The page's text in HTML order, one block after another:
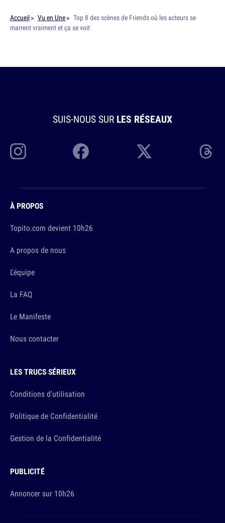
Accueil Vu en Une
Top 8 des scènes de Friends où les acteurs se
marrent vraiment et ça se voit
SUIS-NOUS SUR LES RÉSEAUX
À PROPOS
Topito.com devient 10h26
A propos de nous
L'équipe
La FAQ
Le Manifeste
Nous contacter
LES TRUCS SÉRIEUX
Conditions d'utilisation
Politique de Confidentialité
Gestion de la Confidentialité
PUBLICITÉ
Annoncer sur 10h26